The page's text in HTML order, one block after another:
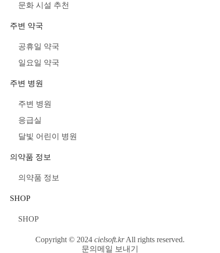
문화 시설 추천
주변 약국
공휴일 약국
일요일 약국
주변 병원
주변 병원
응급실
달빛 어린이 병원
의약품 정보
의약품 정보
SHOP
SHOP
Copyright © 2024 cielsoft.krAll rights reserved.
문의메일 보내기